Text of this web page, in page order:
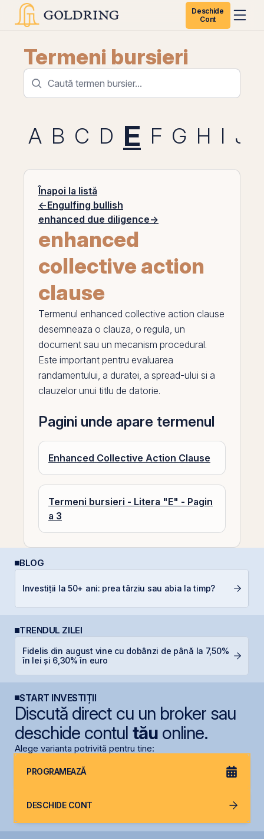
Deschide
Cont
Termeni bursieri
A B C D E F G H I J
Înapoi la listă
←Engulfing bullish
enhanced due diligence→
enhanced
collective action
clause
Termenul enhanced collective action clause
desemneaza o clauza, o regula, un
document sau un mecanism procedural.
Este important pentru evaluarea
randamentului, a duratei, a spread-ului si a
clauzelor unui titlu de datorie.
Pagini unde apare termenul
Enhanced Collective Action Clause
Termeni bursieri - Litera "E" - Pagin
a 3
BLOG
Investiții la 50+ ani: prea târziu sau abia la timp?
TRENDUL ZILEI
Fidelis din august vine cu dobânzi de până la 7,50%
în lei și 6,30% în euro
START INVESTIȚII
Discută direct cu un broker sau
deschide contul tăuonline.
Alege varianta potrivită pentru tine:
PROGRAMEAZĂ
DESCHIDE CONT